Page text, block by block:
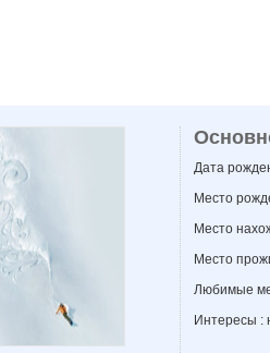
Дата
Место
Место
Место
Любимые
Интересы :